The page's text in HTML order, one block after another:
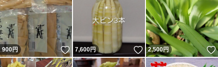
900円 いいね！
7,600円 いいね！
2,500円